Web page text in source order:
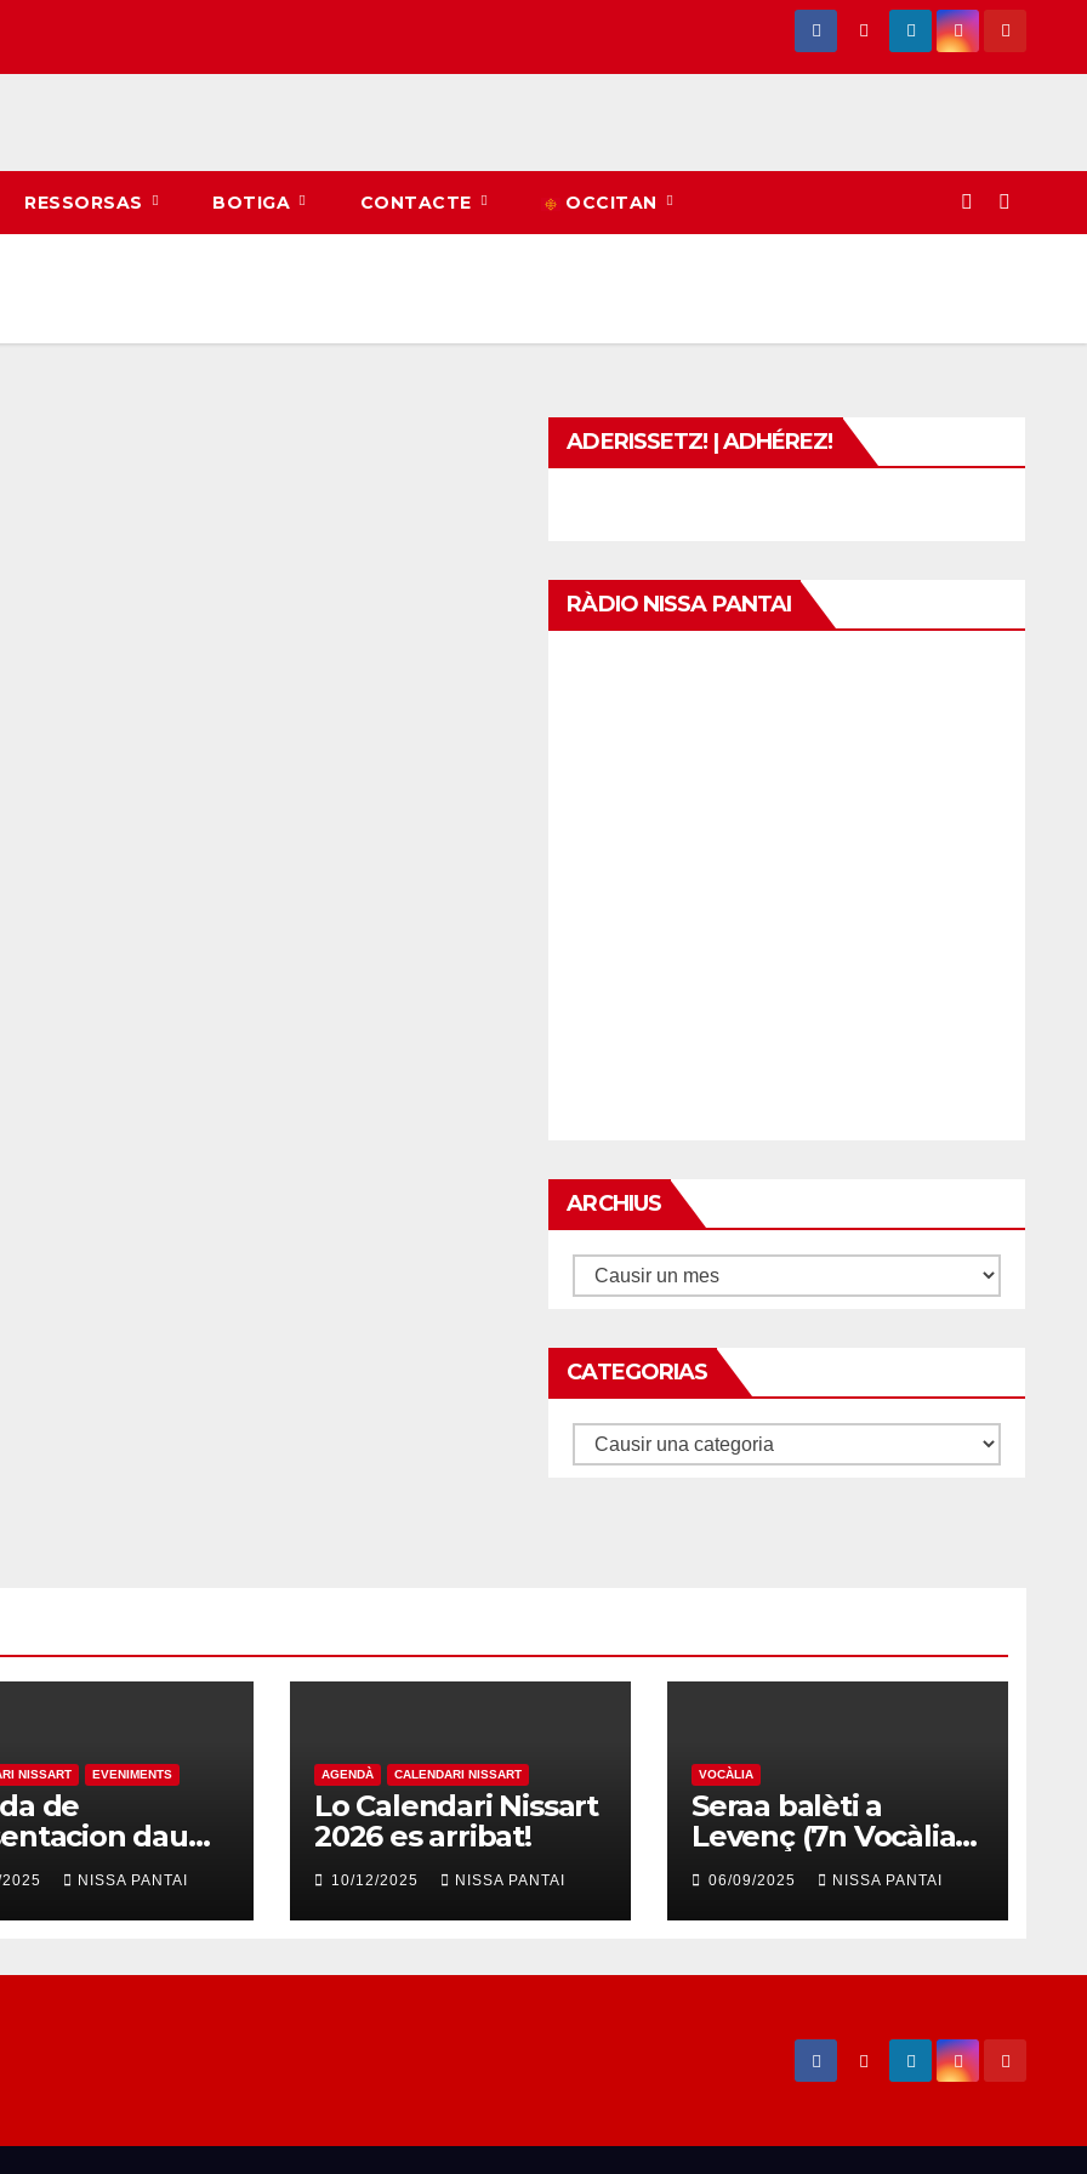
RESSORSAS BOTIGA CONTACTE OCCITAN
ADERISSETZ! | ADHÉREZ!
RÀDIO NISSA PANTAI
ARCHIUS
Archius
CATEGORIAS
Categorias
NISSART EVENIMENTS
de
dau
Nissart
NISSA PANTAI
AGENDÀ CALENDARI NISSART
Lo Calendari Nissart
2026 es arribat!
10/12/2025 NISSA PANTAI
VOCÀLIA
Seraa balèti a
Levenç (7n Vocàlia
dals Palhons)
06/09/2025 NISSA PANTAI